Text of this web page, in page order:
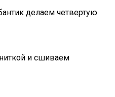
делаем четвертую
и сшиваем